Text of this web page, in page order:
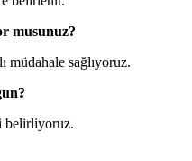
musunuz?
müdahale sağlıyoruz.
belirliyoruz.